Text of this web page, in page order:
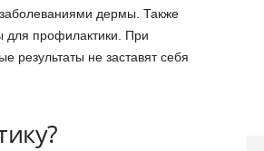
дермы. Также
для профилактики. При
результаты не заставят себя